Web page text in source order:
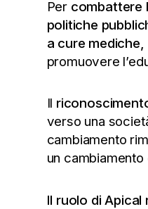
Per combattere
politiche
a cure mediche,
promuovere
Il
verso una
cambiamento
un
Il ruolo di Apical